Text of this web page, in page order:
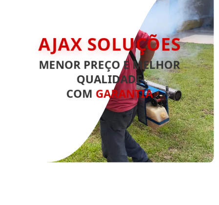
AJAX SOLUÇÕES
MENOR PREÇO E MELHOR
QUALIDADE
COM GARANTIA